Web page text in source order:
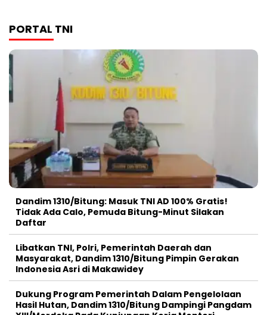
PORTAL TNI
Dandim 1310/Bitung: Masuk TNI AD 100% Gratis!
Tidak Ada Calo, Pemuda Bitung-Minut Silakan
Daftar
Libatkan TNI, Polri, Pemerintah Daerah dan
Masyarakat, Dandim 1310/Bitung Pimpin Gerakan
Indonesia Asri di Makawidey
Dukung Program Pemerintah Dalam Pengelolaan
Hasil Hutan, Dandim 1310/Bitung Dampingi Pangdam